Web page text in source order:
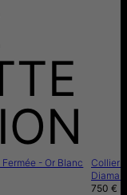
- Or Blanc
Collier
750 €